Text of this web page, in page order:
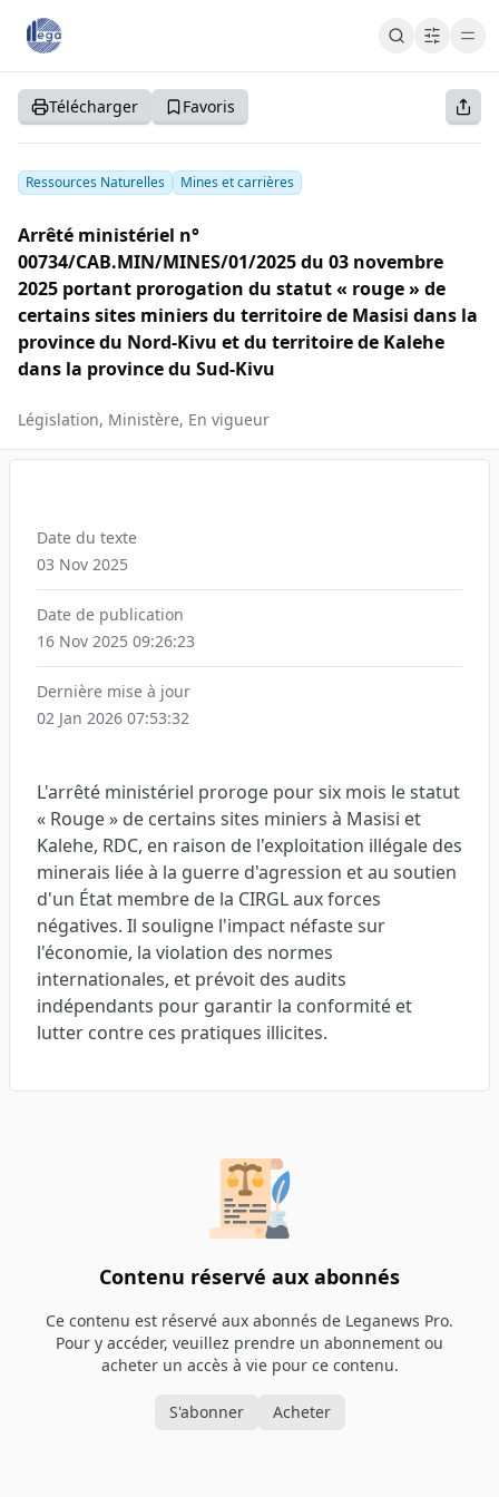
Cart Cart
Accueil
S'abonner
S'inscrire
Se connecter
Télécharger Favoris
Ressources Naturelles Mines et carrières
Arrêté ministériel n°
00734/CAB.MIN/MINES/01/2025 du 03 novembre
2025 portant prorogation du statut « rouge » de
certains sites miniers du territoire de Masisi dans la
province du Nord-Kivu et du territoire de Kalehe
dans la province du Sud-Kivu
Législation, Ministère, En vigueur
Date du texte
03 Nov 2025
Date de publication
16 Nov 2025 09:26:23
Dernière mise à jour
02 Jan 2026 07:53:32
L'arrêté ministériel proroge pour six mois le statut
« Rouge » de certains sites miniers à Masisi et
Kalehe, RDC, en raison de l'exploitation illégale des
minerais liée à la guerre d'agression et au soutien
d'un État membre de la CIRGL aux forces
négatives. Il souligne l'impact néfaste sur
l'économie, la violation des normes
internationales, et prévoit des audits
indépendants pour garantir la conformité et
lutter contre ces pratiques illicites.
Contenu réservé aux abonnés
Ce contenu est réservé aux abonnés de Leganews Pro.
Pour y accéder, veuillez prendre un abonnement ou
acheter un accès à vie pour ce contenu.
S'abonner Acheter